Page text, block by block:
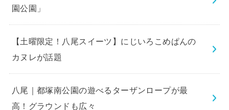
園公園」
【土曜限定！八尾スイーツ】にじいろこめぱんの
カヌレが話題
八尾｜都塚南公園の遊べるターザンロープが最
高！グラウンドも広々